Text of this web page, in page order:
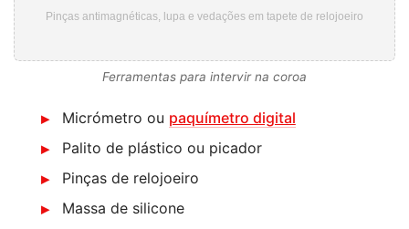
Pinças antimagnéticas, lupa e vedações em tapete de relojoeiro
Ferramentas para intervir na coroa
Micrómetro ou paquímetro digital
Palito de plástico ou picador
Pinças de relojoeiro
Massa de silicone